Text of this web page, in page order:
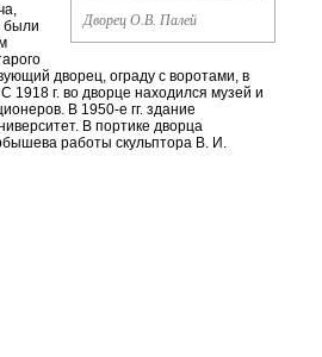
Дворец О.В. Палей
были
дворец, ограду с воротами, в
1918 г. во дворце находился музей и
В 1950-е гг. здание
В портике дворца
работы скульптора В. И.